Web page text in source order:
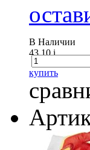
В Наличии
43.10i
купить